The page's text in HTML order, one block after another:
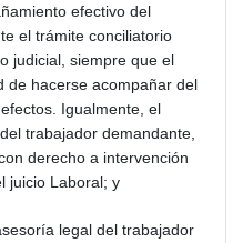
efectivo del
el trámite conciliatorio
judicial, siempre que el
de hacerse acompañar del
Igualmente, el
trabajador demandante,
derecho a intervención
juicio Laboral; y
legal del trabajador